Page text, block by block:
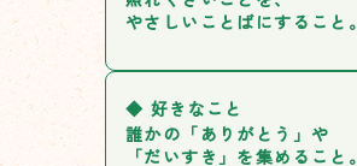
やさしいことばにすること。
◆ 好きなこと
誰かの「ありがとう」や
「だいすき」を集めること。